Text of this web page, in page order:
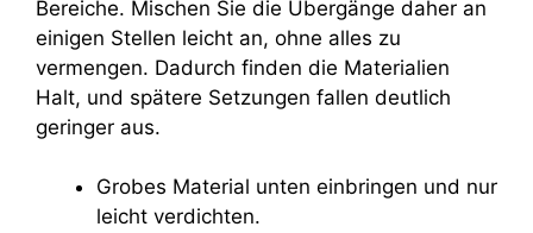
Bereiche. Mischen Sie die Übergänge daher an
einigen Stellen leicht an, ohne alles zu
vermengen. Dadurch finden die Materialien
Halt, und spätere Setzungen fallen deutlich
geringer aus.
Grobes Material unten einbringen und nur
leicht verdichten.